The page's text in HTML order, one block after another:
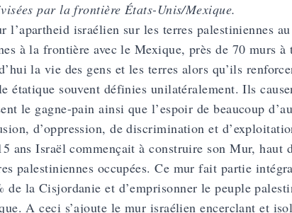
par la frontière États-Unis/Mexique.
l’apartheid israélien sur les terres palestiniennes
à la frontière avec le Mexique, près de 70 murs
la vie des gens et les terres alors qu’ils
étatique souvent définies unilatéralement. Ils
le gagne-pain ainsi que l’espoir de beaucoup
d’oppression, de discrimination et
ans Israël commençait à construire son Mur, haut
palestiniennes occupées. Ce mur fait partie
de la Cisjordanie et d’emprisonner le peuple
A ceci s’ajoute le mur israélien encerclant et